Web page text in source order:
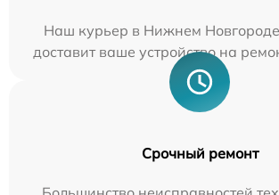
Наш курьер в Нижнем
доставит ваше устройство на
Срочный ремонт